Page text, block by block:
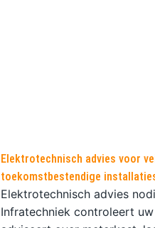
Elektrotechnisch advies voor
toekomstbestendige
Elektrotechnisch advies
Infratechniek controleert